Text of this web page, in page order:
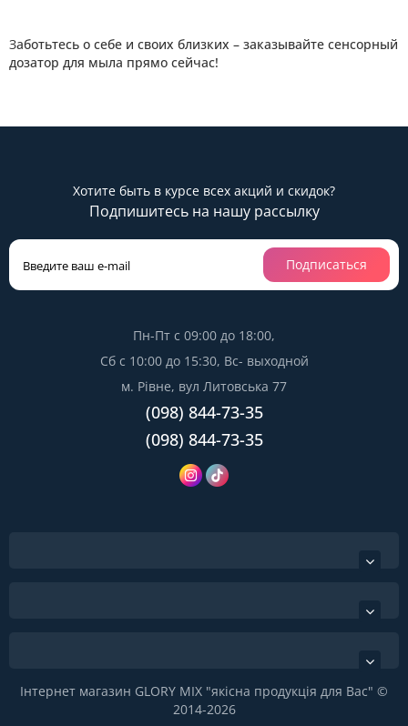
Заботьтесь о себе и своих близких – заказывайте сенсорный
дозатор для мыла прямо сейчас!
Хотите быть в курсе всех акций и скидок?
Подпишитесь на нашу рассылку
Подписаться
Пн-Пт с 09:00 до 18:00,
Сб с 10:00 до 15:30, Вс- выходной
м. Рівне, вул Литовська 77
(098) 844-73-35
(098) 844-73-35
Інтернет магазин GLORY MIX "якісна продукція для Вас" ©
2014-2026